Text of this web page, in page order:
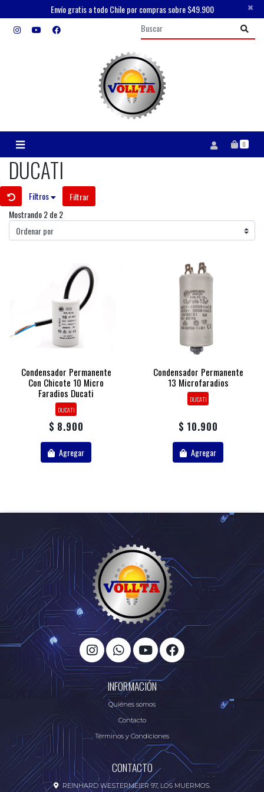
Envío gratis a todo Chile por compras sobre $49.900 ×
0
DUCATI
Filtros
Filtrar
Mostrando 2 de 2
Condensador Permanente
Con Chicote 10 Micro
Faradios Ducati
DUCATI
$ 8.900
Agregar
Condensador Permanente
13 Microfaradios
DUCATI
$ 10.900
Agregar
INFORMACIÓN
Quiénes somos
Contacto
Términos y Condiciones
CONTACTO
REINHARD WESTERMEIER 97, LOS MUERMOS.